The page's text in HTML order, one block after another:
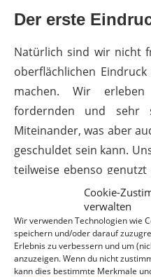
Cookie-
verwalten
Wir verwenden Technologien wie
speichern und/oder darauf
Erlebnis zu verbessern und um
anzuzeigen. Wenn du nicht
kann dies bestimmte Merkmale
Der erste
Natürlich sind wir nicht
oberflächlichen
machen. Wir
fordernden und sehr
Miteinander, was aber
geschuldet sein kann.
teilweise ebenso
eher kühle
wahrzunehmen. Völlig
vereinzelt Menschen wie
einer Herzenswärme
ihre Unterstützung